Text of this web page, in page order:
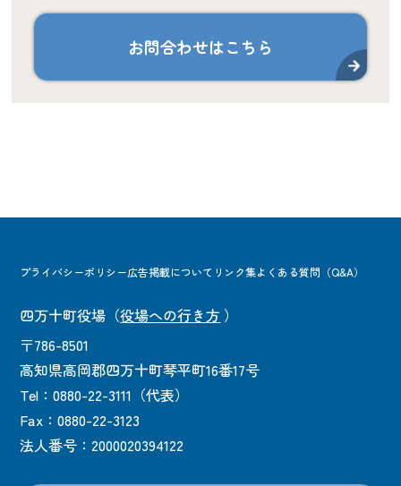
お問合わせはこちら
プライバシーポリシー広告掲載について リンク集よくある質問（Q&A）
四万十町役場 （役場への行き方 ）
〒786-8501
高知県高岡郡四万十町琴平町16番17号
Tel：0880-22-3111（代表）
Fax：0880-22-3123
法人番号：2000020394122